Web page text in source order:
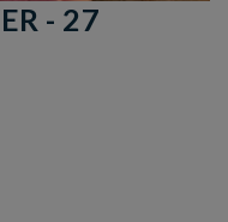
- 27